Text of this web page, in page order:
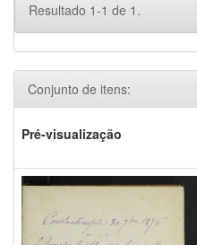
Resultado 1-1 de 1.
Conjunto de itens:
Pré-visualização